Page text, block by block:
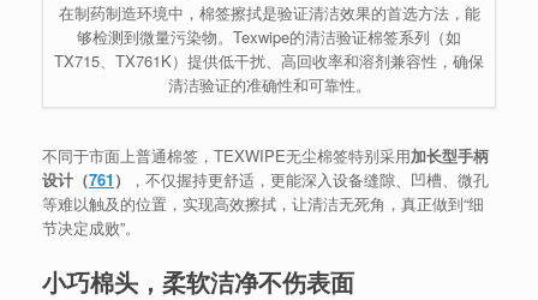
在制药制造环境中，棉签擦拭是验证清洁效果的首选方法，能
够检测到微量污染物。Texwipe的清洁验证棉签系列（如
TX715、TX761K）提供低干扰、高回收率和溶剂兼容性，确保
清洁验证的准确性和可靠性。
不同于市面上普通棉签，TEXWIPE无尘棉签特别采用加长型手柄
设计（761 ）
，不仅握持更舒适，更能深入设备缝隙、凹槽、微孔
等难以触及的位置，实现高效擦拭，让清洁无死角，真正做到“细
节决定成败”。
小巧棉头，柔软洁净不伤表面